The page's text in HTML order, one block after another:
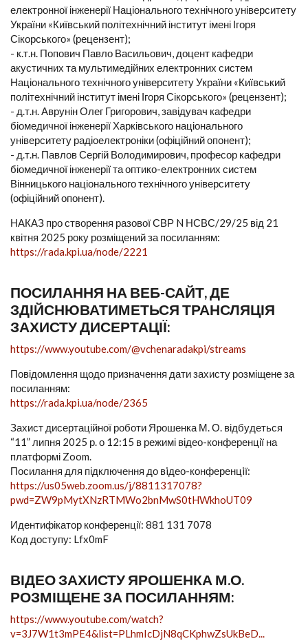
електронної інженерії Національного технічного університету
України «Київський політехнічний інститут імені Ігоря
Сікорського» (рецензент);
- к.т.н. Попович Павло Васильович, доцент кафедри
акустичних та мультимедійних електронних систем
Національного технічного університету України «Київський
політехнічний інститут імені Ігоря Сікорського» (рецензент);
- д.т.н. Аврунін Олег Григорович, завідувач кафедри
біомедичної інженерії Харківського національного
університету радіоелектроніки (офіційний опонент);
- д.т.н. Павлов Сергій Володимирович, професор кафедри
біомедичної інженерії та оптико-електронних систем
Вінницького національного технічного університету
(офіційний опонент).
НАКАЗ про створення разової СВР N НСВС/29/25 від 21
квітня 2025 року розміщений за посиланням:
https://rada.kpi.ua/node/2221
ПОСИЛАННЯ НА ВЕБ-САЙТ, ДЕ
ЗДІЙСНЮВАТИМЕТЬСЯ ТРАНСЛЯЦІЯ
ЗАХИСТУ ДИСЕРТАЦІЇ:
https://www.youtube.com/@vchenaradakpi/streams
Повідомлення щодо призначення дати захисту розміщене за
посиланням:
https://rada.kpi.ua/node/2365
Захист дисертаційної роботи Ярошенка М. О. відбудеться
“11” липня 2025 р. о 12:15 в режимі відео-конференції на
платформі Zoom.
Посилання для підключення до вiдео-конференцiї:
https://us05web.zoom.us/j/8811317078?
pwd=ZW9pMytXNzRTMWo2bnMwS0tHWkhoUT09
Идентифікатор конференції: 881 131 7078
Код доступу: Lfx0mF
ВІДЕО ЗАХИСТУ ЯРОШЕНКА М.О.
РОЗМІЩЕНЕ ЗА ПОСИЛАННЯМ:
https://www.youtube.com/watch?
v=3J7W1t3mPE4&list=PLhmIcDjN8qCKphwZsUkBeD...